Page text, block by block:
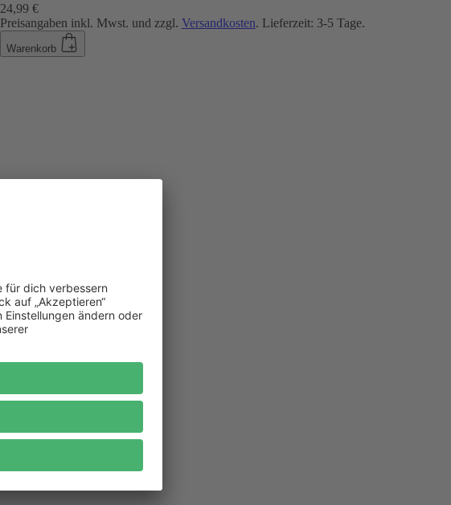
24,99 €
Preisangaben inkl. Mwst. und zzgl. Versandkosten. Lieferzeit: 3-5 Tage.
Warenkorb